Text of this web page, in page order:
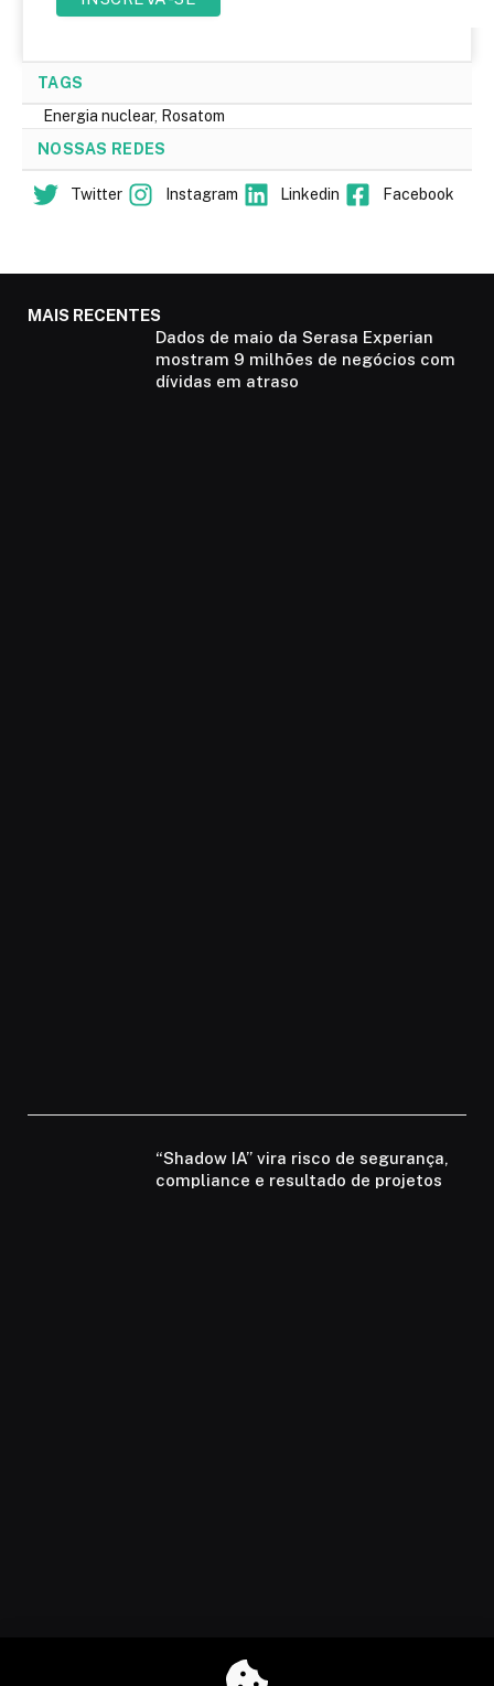
TAGS
Energia nuclear, Rosatom
NOSSAS REDES
Twitter Instagram Linkedin Facebook
MAIS RECENTES
Dados de maio da Serasa Experian
mostram 9 milhões de negócios com
dívidas em atraso
“Shadow IA” vira risco de segurança,
compliance e resultado de projetos